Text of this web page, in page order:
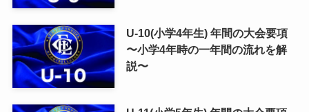
U-10(小学4年生) 年間の大会要項
〜小学4年時の一年間の流れを解
説〜